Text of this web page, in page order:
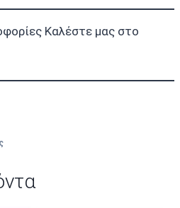
Καλέστε μας στο